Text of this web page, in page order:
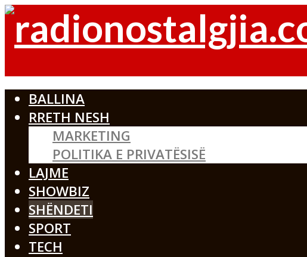
BALLINA
RRETH NESH
MARKETING
POLITIKA E PRIVATËSISË
LAJME
SHOWBIZ
SHËNDETI
SPORT
TECH